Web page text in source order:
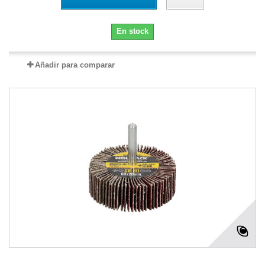
En stock
Añadir para comparar